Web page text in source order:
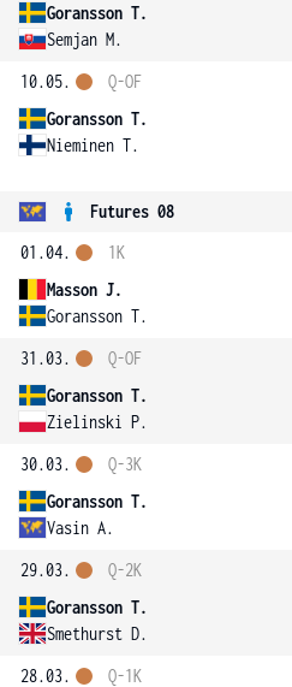
Goransson T.
Semjan M.
10.05.
Goransson T.
Nieminen T.
Q-OF
Futures 08
01.04.
Masson J.
Goransson T.
1K
31.03.
Goransson T.
Zielinski P.
Q-OF
30.03.
Goransson T.
Vasin A.
Q-3K
29.03.
Goransson T.
Smethurst D.
Q-2K
28.03.
Q-1K